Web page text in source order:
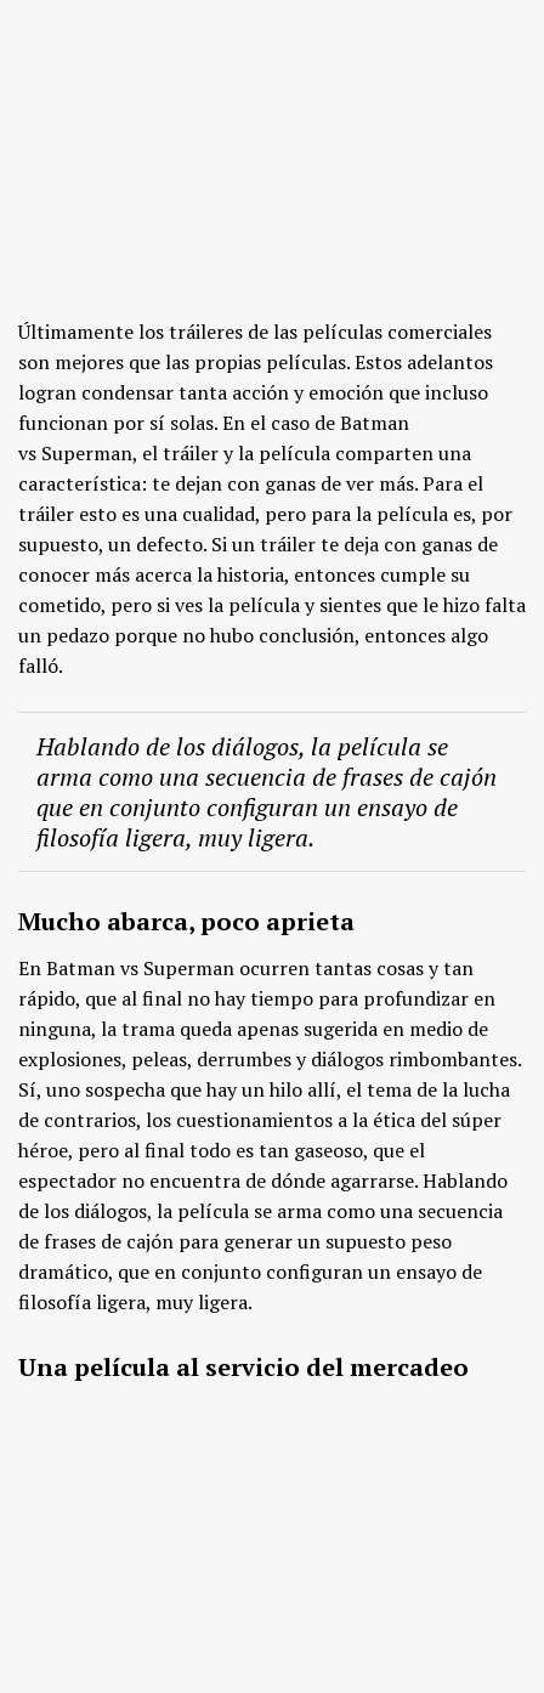
Últimamente los tráileres de las películas comerciales
son mejores que las propias películas. Estos adelantos
logran condensar tanta acción y emoción que incluso
funcionan por sí solas. En el caso de Batman
vs Superman, el tráiler y la película comparten una
característica: te dejan con ganas de ver más. Para el
tráiler esto es una cualidad, pero para la película es, por
supuesto, un defecto. Si un tráiler te deja con ganas de
conocer más acerca la historia, entonces cumple su
cometido, pero si ves la película y sientes que le hizo falta
un pedazo porque no hubo conclusión, entonces algo
falló.
Hablando de los diálogos, la película se
arma como una secuencia de frases de cajón
que en conjunto configuran un ensayo de
filosofía ligera, muy ligera.
Mucho abarca, poco aprieta
En Batman vs Superman ocurren tantas cosas y tan
rápido, que al final no hay tiempo para profundizar en
ninguna, la trama queda apenas sugerida en medio de
explosiones, peleas, derrumbes y diálogos rimbombantes.
Sí, uno sospecha que hay un hilo allí, el tema de la lucha
de contrarios, los cuestionamientos a la ética del súper
héroe, pero al final todo es tan gaseoso, que el
espectador no encuentra de dónde agarrarse. Hablando
de los diálogos, la película se arma como una secuencia
de frases de cajón para generar un supuesto peso
dramático, que en conjunto configuran un ensayo de
filosofía ligera, muy ligera.
Una película al servicio del mercadeo